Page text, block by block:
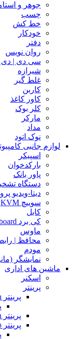
جوهر و
چسب
خط کش
خودکار
دفتر
روان نویس
سی دی |
شیرازه
غلط گیر
کاربن
کاور کاغذ
کلر بوک
مارکر
مداد
نوک اتود
لوازم جانبی
اسپیکر
بارکدخوان
پاور بانک
دستگاه
دیتا-ویدیو
سوییچ KVM
کابل
کی برد Keyboard
ماوس
محافظ |
مودم
نمایشگر
ماشین های اداری
اسکنر
پرینتر
پرینتر Canon
پرینتر Epson
پرینتر hp